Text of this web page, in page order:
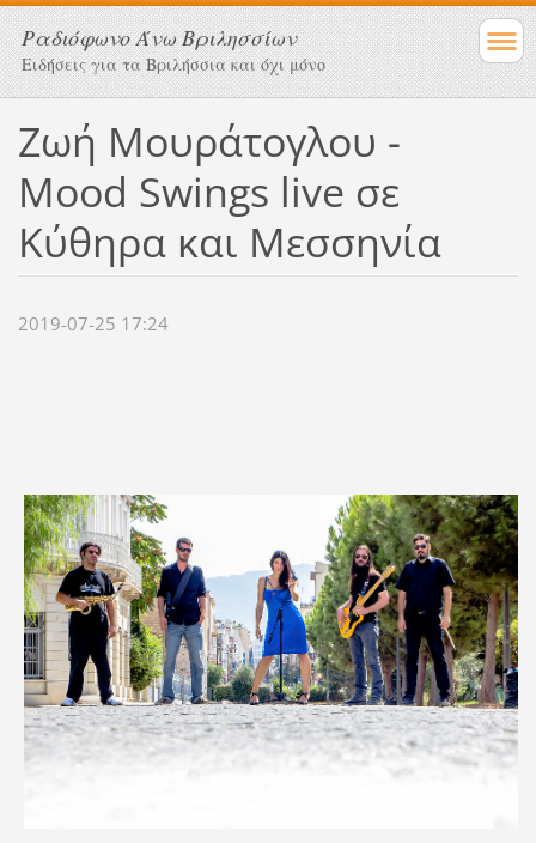
Ραδιόφωνο Άνω Βριλησσίων
Ειδήσεις για τα Βριλήσσια και όχι μόνο
Ζωή Μουράτογλου -
Mood Swings live σε
Κύθηρα και Μεσσηνία
2019-07-25 17:24